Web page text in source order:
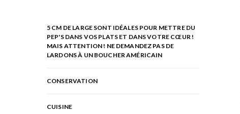
5 CM DE LARGE SONT IDÉALES POUR METTRE DU
PEP'S DANS VOS PLATS ET DANS VOTRE CŒUR !
MAIS ATTENTION ! NE DEMANDEZ PAS DE
LARDONS À UN BOUCHER AMÉRICAIN
CONSERVATION
CUISINE